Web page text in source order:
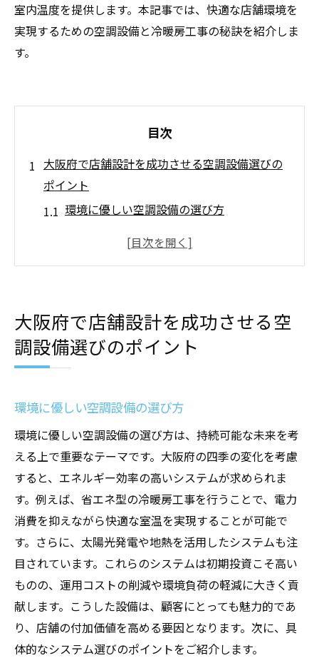
室内温度を提供します。本記事では、快適な店舗環境を
実現するための空調設備と冷暖房工事の秘訣を紹介しま
す。
目次
大阪府で店舗設計を成功させる空調設備選びの
ポイント
環境に優しい空調設備の選び方
店舗の規模に合わせたシステム選定の重要
メンテナンスのしやすさを考慮した選び方
大阪府特有の気候に対応する空調システム
デザイン性と機能性を兼ね備えた工事
工事時期の選定で営業への影響を最小化
施工のプロに依頼するメリット
アフターサービスの充実度がもたらす安心
感
冷暖房工事がもたらす長期的な利益
エネルギー効率を高める大阪府の空調設備の秘
訣
省エネ性能の高い設備の導入事例
断熱材の活用で室温を安定化
大阪府で店舗設計を成功させる空
調設備選びのポイント
環境に優しい空調設備の選び方
環境に優しい空調設備の選び方は、持続可能な未来を考
える上で重要なテーマです。大阪府の四季の変化を考慮
すると、エネルギー効率の高いシステムが求められま
す。例えば、省エネ型の冷暖房工事を行うことで、電力
消費を抑えながら快適な室温を実現することが可能で
す。さらに、太陽光発電や地熱を活用したシステムも注
目されています。これらのシステムは初期投資こそ高い
ものの、運用コストの削減や環境負荷の軽減に大きく貢
献します。こうした設備は、顧客にとっても魅力的であ
り、店舗の付加価値を高める要因となります。次に、具
体的なシステム選びのポイントをご紹介します。